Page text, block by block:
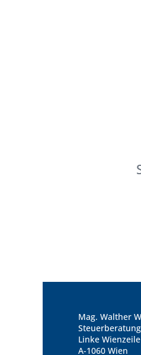
Mag. Walther
Linke
A-1060 Wien